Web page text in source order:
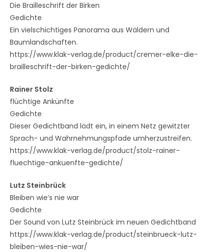
Die Brailleschrift der Birken
Gedichte
Ein vielschichtiges Panorama aus Wäldern und
Baumlandschaften.
https://www.klak-verlag.de/product/cremer-elke-die-
brailleschrift-der-birken-gedichte/
Rainer Stolz
flüchtige Ankünfte
Gedichte
Dieser Gedichtband lädt ein, in einem Netz gewitzter
Sprach- und Wahrnehmungspfade umherzustreifen.
https://www.klak-verlag.de/product/stolz-rainer-
fluechtige-ankuenfte-gedichte/
Lutz Steinbrück
Bleiben wie’s nie war
Gedichte
Der Sound von Lutz Steinbrück im neuen Gedichtband
https://www.klak-verlag.de/product/steinbrueck-lutz-
bleiben-wies-nie-war/